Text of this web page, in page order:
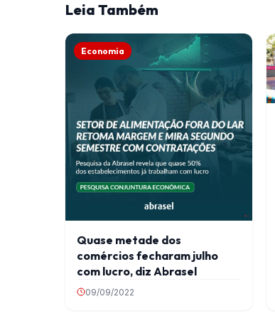
Leia Também
Economia
Quase metade dos
comércios fecharam julho
com lucro, diz Abrasel
09/09/2022